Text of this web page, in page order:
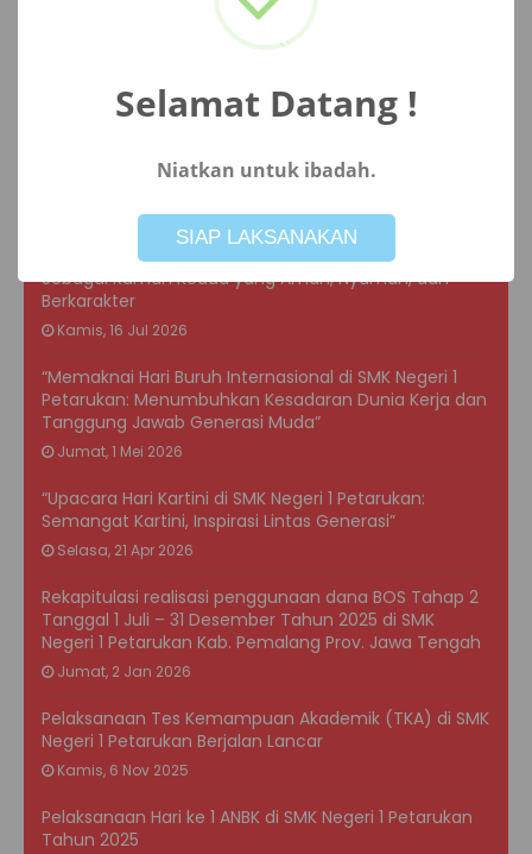
SMK Negeri 1 Petarukan Gelar Rapat Tinjauan
Rabu, 29 Jul 2026
Negeri 1 Petarukan: Wujud Komitmen Mewujudkan
Sekolah Ramah Anak
Kamis, 23 Jul 2026
Transformasi MPLS Ramah 2026: Mewujudkan Sekolah
Sebagai Rumah Kedua yang Aman, Nyaman, dan
Berkarakter
Kamis, 16 Jul 2026
“Memaknai Hari Buruh Internasional di SMK Negeri 1
Petarukan: Menumbuhkan Kesadaran Dunia Kerja dan
Tanggung Jawab Generasi Muda”
Jumat, 1 Mei 2026
“Upacara Hari Kartini di SMK Negeri 1 Petarukan:
Semangat Kartini, Inspirasi Lintas Generasi”
Selasa, 21 Apr 2026
Rekapitulasi realisasi penggunaan dana BOS Tahap 2
Tanggal 1 Juli – 31 Desember Tahun 2025 di SMK
Negeri 1 Petarukan Kab. Pemalang Prov. Jawa Tengah
Jumat, 2 Jan 2026
Pelaksanaan Tes Kemampuan Akademik (TKA) di SMK
Negeri 1 Petarukan Berjalan Lancar
Kamis, 6 Nov 2025
Pelaksanaan Hari ke 1 ANBK di SMK Negeri 1 Petarukan
Tahun 2025
Selamat Datang !
Niatkan untuk ibadah.
SIAP LAKSANAKAN